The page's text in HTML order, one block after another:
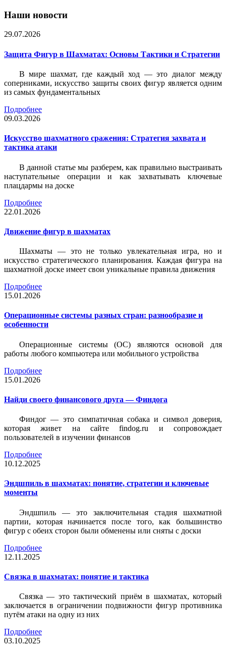
Наши новости
29.07.2026
Защита Фигур в Шахматах: Основы Тактики и Стратегии
В мире шахмат, где каждый ход — это диалог между
соперниками, искусство защиты своих фигур является одним
из самых фундаментальных
Подробнее
09.03.2026
Искусство шахматного сражения: Стратегия захвата и
тактика атаки
В данной статье мы разберем, как правильно выстраивать
наступательные операции и как захватывать ключевые
плацдармы на доске
Подробнее
22.01.2026
Движение фигур в шахматах
Шахматы — это не только увлекательная игра, но и
искусство стратегического планирования. Каждая фигура на
шахматной доске имеет свои уникальные правила движения
Подробнее
15.01.2026
Операционные системы разных стран: разнообразие и
особенности
Операционные системы (ОС) являются основой для
работы любого компьютера или мобильного устройства
Подробнее
15.01.2026
Найди своего финансового друга — Финдога
Финдог — это симпатичная собака и символ доверия,
которая живет на сайте findog.ru и сопровождает
пользователей в изучении финансов
Подробнее
10.12.2025
Эндшпиль в шахматах: понятие, стратегии и ключевые
моменты
Эндшпиль — это заключительная стадия шахматной
партии, которая начинается после того, как большинство
фигур с обеих сторон были обменены или сняты с доски
Подробнее
12.11.2025
Связка в шахматах: понятие и тактика
Связка — это тактический приём в шахматах, который
заключается в ограничении подвижности фигур противника
путём атаки на одну из них
Подробнее
03.10.2025